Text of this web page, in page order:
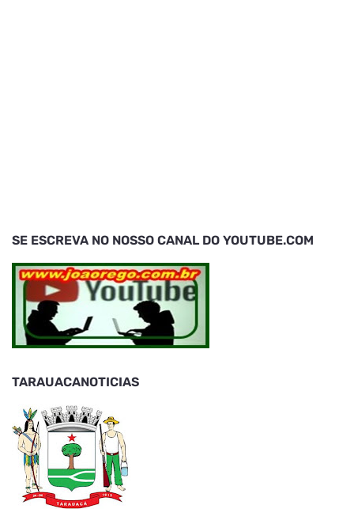
SE ESCREVA NO NOSSO CANAL DO YOUTUBE.COM
TARAUACANOTICIAS